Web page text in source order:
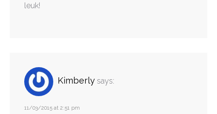
leuk!
Kimberly says:
11/03/2015 at 2:51 pm